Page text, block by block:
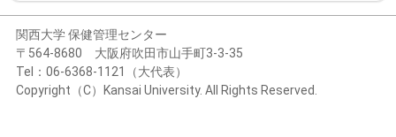
関西大学 保健管理センター
〒564-8680 大阪府吹田市山手町3-3-35
Tel：06-6368-1121（大代表）
Copyright（C）Kansai University. All Rights Reserved.